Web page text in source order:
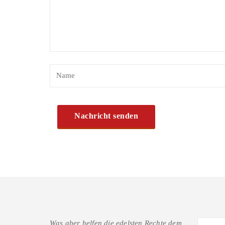
Was aber helfen die edelsten Rechte dem,